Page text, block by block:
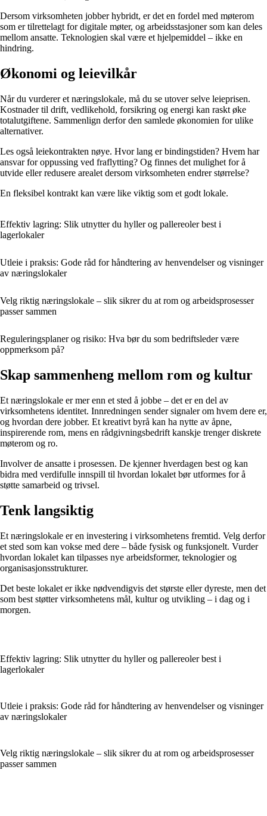
Dersom virksomheten jobber hybridt, er det en fordel med møterom
som er tilrettelagt for digitale møter, og arbeidsstasjoner som kan deles
mellom ansatte. Teknologien skal være et hjelpemiddel – ikke en
hindring.
Økonomi og leievilkår
Når du vurderer et næringslokale, må du se utover selve leieprisen.
Kostnader til drift, vedlikehold, forsikring og energi kan raskt øke
totalutgiftene. Sammenlign derfor den samlede økonomien for ulike
alternativer.
Les også leiekontrakten nøye. Hvor lang er bindingstiden? Hvem har
ansvar for oppussing ved fraflytting? Og finnes det mulighet for å
utvide eller redusere arealet dersom virksomheten endrer størrelse?
En fleksibel kontrakt kan være like viktig som et godt lokale.
Effektiv lagring: Slik utnytter du hyller og pallereoler best i
lagerlokaler
Utleie i praksis: Gode råd for håndtering av henvendelser og visninger
av næringslokaler
Velg riktig næringslokale – slik sikrer du at rom og arbeidsprosesser
passer sammen
Reguleringsplaner og risiko: Hva bør du som bedriftsleder være
oppmerksom på?
Skap sammenheng mellom rom og kultur
Et næringslokale er mer enn et sted å jobbe – det er en del av
virksomhetens identitet. Innredningen sender signaler om hvem dere er,
og hvordan dere jobber. Et kreativt byrå kan ha nytte av åpne,
inspirerende rom, mens en rådgivningsbedrift kanskje trenger diskrete
møterom og ro.
Involver de ansatte i prosessen. De kjenner hverdagen best og kan
bidra med verdifulle innspill til hvordan lokalet bør utformes for å
støtte samarbeid og trivsel.
Tenk langsiktig
Et næringslokale er en investering i virksomhetens fremtid. Velg derfor
et sted som kan vokse med dere – både fysisk og funksjonelt. Vurder
hvordan lokalet kan tilpasses nye arbeidsformer, teknologier og
organisasjonsstrukturer.
Det beste lokalet er ikke nødvendigvis det største eller dyreste, men det
som best støtter virksomhetens mål, kultur og utvikling – i dag og i
morgen.
Effektiv lagring: Slik utnytter du hyller og pallereoler best i
lagerlokaler
Utleie i praksis: Gode råd for håndtering av henvendelser og visninger
av næringslokaler
Velg riktig næringslokale – slik sikrer du at rom og arbeidsprosesser
passer sammen